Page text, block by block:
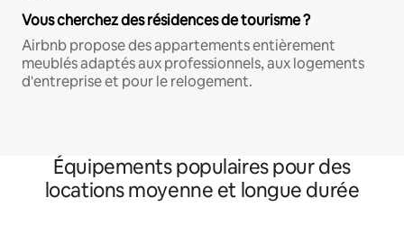
Vous cherchez des résidences de tourisme ?
Airbnb propose des appartements entièrement
meublés adaptés aux professionnels, aux logements
d'entreprise et pour le relogement.
Équipements populaires pour des
locations moyenne et longue durée